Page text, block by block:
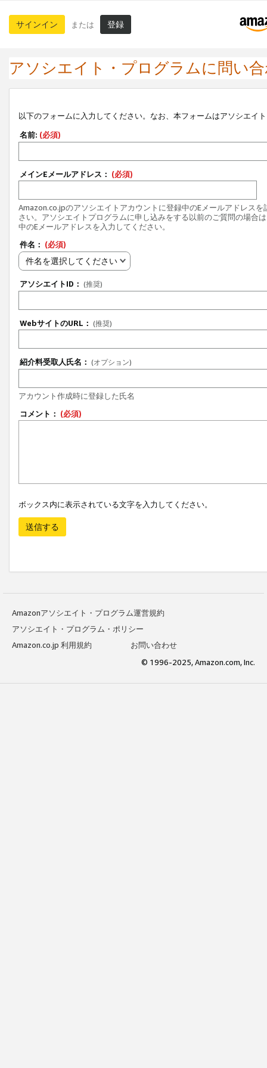
サインイン または 登録
アソシエイト・プログラムに問い
以下のフォームに入力してください。なお、本フォームはアソシエイ
名前: (必須)
メインEメールアドレス： (必須)
Amazon.co.jpのアソシエイトアカウントに登録中のEメールアドレスを
さい。アソシエイトプログラムに申し込みをする以前のご質問の場合
中のEメールアドレスを入力してください。
件名： (必須)
件名を選択してください
アソシエイトID： (推奨)
WebサイトのURL： (推奨)
紹介料受取人氏名： (オプション)
アカウント作成時に登録した氏名
コメント： (必須)
ボックス内に表示されている文字を入力してください。
送信する
Amazonアソシエイト・プログラム運営規約
アソシエイト・プログラム・ポリシー
Amazon.co.jp 利用規約
お問い合わせ
© 1996-2025, Amazon.com, Inc.